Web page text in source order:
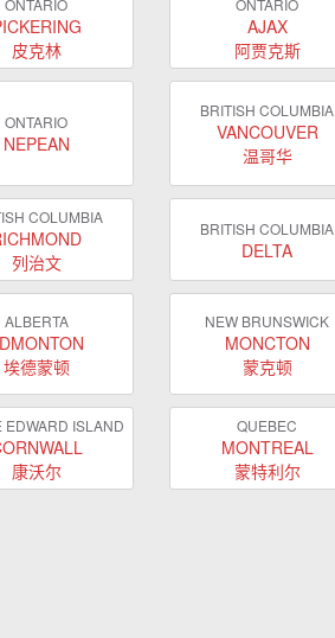
皮克林
AJAX
阿贾克斯
ONTARIO
NEPEAN
BRITISH COLUMBIA
VANCOUVER
温哥华
COLUMBIA
列治文
BRITISH COLUMBIA
DELTA
ALBERTA
埃德蒙顿
NEW BRUNSWICK
MONCTON
蒙克顿
EDWARD ISLAND
康沃尔
QUEBEC
MONTREAL
蒙特利尔